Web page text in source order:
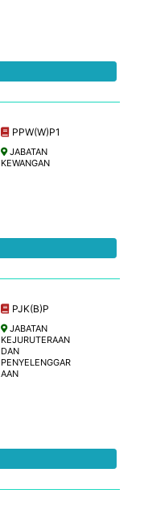
PPW(W)P1
JABATAN
KEWANGAN
PJK(B)P
JABATAN
KEJURUTERAAN
DAN
PENYELENGGAR
AAN